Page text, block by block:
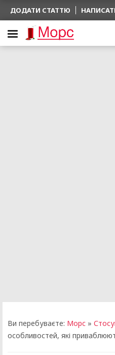
ДОДАТИ СТАТТЮ
Ви перебуваєте: Морс »
особливостей, які